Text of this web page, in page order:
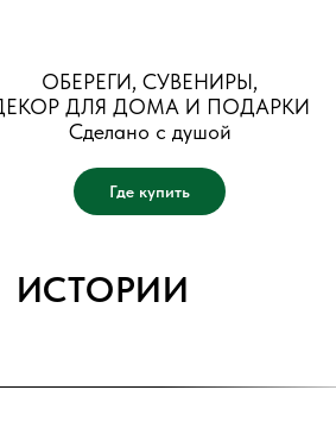
ОБЕРЕГИ, СУВЕНИРЫ,
ДЛЯ ДОМА И ПОДАРКИ
Сделано с душой
Где купить
ИСТОРИИ